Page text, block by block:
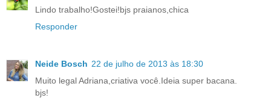
Lindo trabalho!Gostei!bjs praianos,chica
Responder
Neide Bosch 22 de julho de 2013 às 18:30
Muito legal Adriana,criativa você.Ideia super bacana.
bjs!